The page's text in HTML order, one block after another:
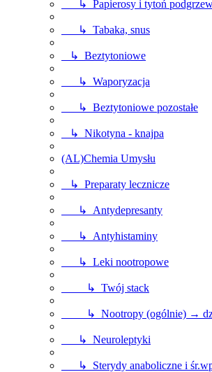
↳ Papierosy i tytoń
↳ Tabaka, snus
↳ Beztytoniowe
↳ Waporyzacja
↳ Beztytoniowe pozostałe
↳ Nikotyna - knajpa
(AL)Chemia Umysłu
↳ Preparaty lecznicze
↳ Antydepresanty
↳ Antyhistaminy
↳ Leki nootropowe
↳ Twój stack
↳ Nootropy (ogólnie) →
↳ Neuroleptyki
↳ Sterydy anaboliczne i